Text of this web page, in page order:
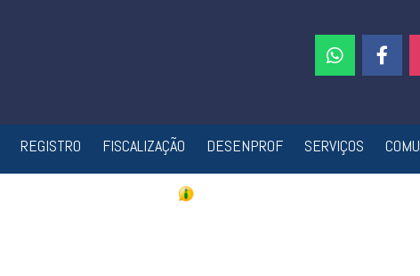
REGISTRO FISCALIZAÇÃO DESENPROF SERVIÇOS